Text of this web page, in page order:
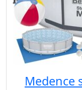
Medence